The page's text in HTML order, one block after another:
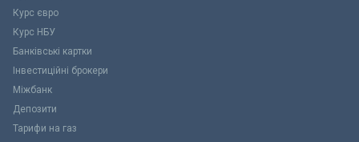
Курс євро
Курс НБУ
Банківські картки
Інвестиційні брокери
Міжбанк
Депозити
Тарифи на газ